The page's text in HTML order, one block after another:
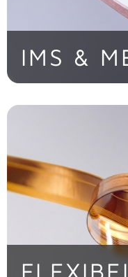
IMS &
> Jetzt
FLEXIBEL